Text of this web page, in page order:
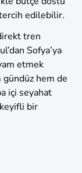
edilebilir.
tren
Sofya’ya
etmek
gündüz hem de
içi seyahat
bir